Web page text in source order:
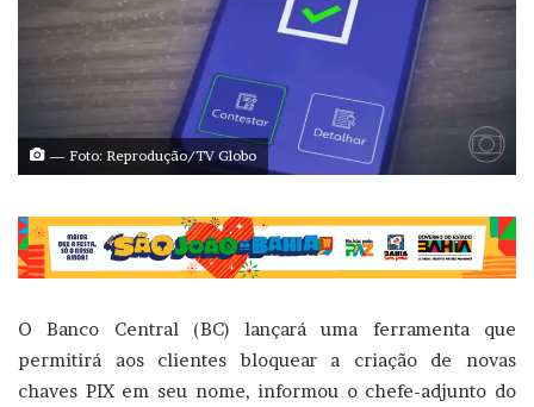
— Foto: Reprodução/TV Globo
O Banco Central (BC) lançará uma ferramenta que
permitirá aos clientes bloquear a criação de novas
chaves PIX em seu nome, informou o chefe-adjunto do